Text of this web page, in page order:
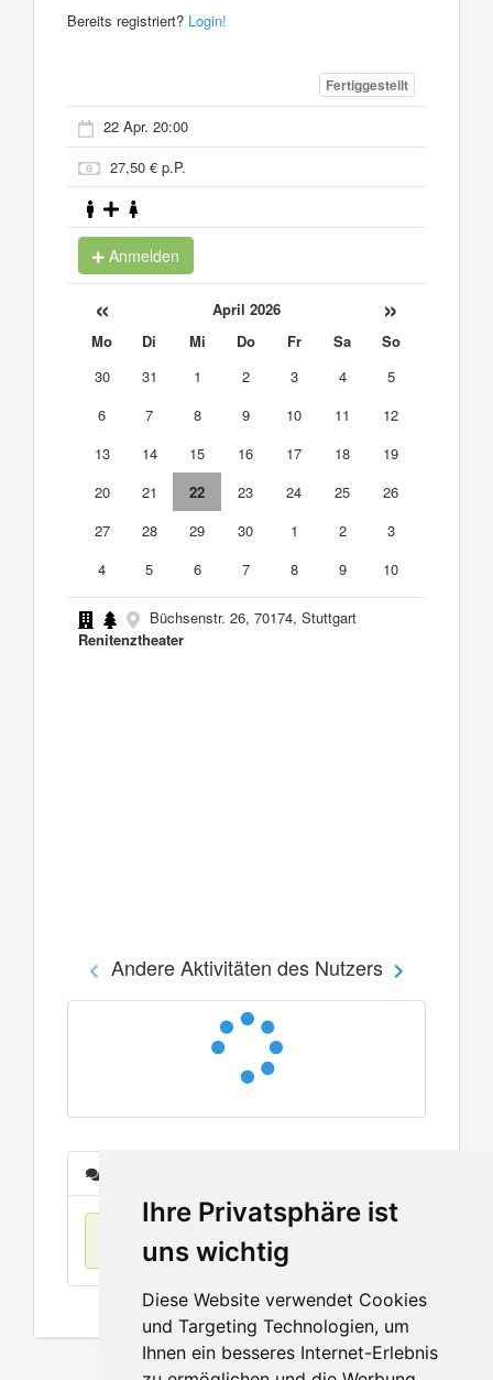
Ihre Privatsphäre ist
uns wichtig
Diese Website verwendet Cookies
und Targeting Technologien, um
Ihnen ein besseres Internet-Erlebnis
Bereits registriert? Login!
Fertiggestellt
22 Apr. 20:00
27,50 € p.P.
Anmelden
« April 2026 »
Mo Di Mi Do Fr Sa
So
30
31 1 2 3 4
5
6
7 8 9 10 11
12
13
14 15 16 17 18
19
20
21 22 23 24 25
26
27
28 29 30 1 2
3
4
5 6 7 8 9 10
Büchsenstr. 26, 70174, Stuttgart
Renitenztheater
Andere Aktivitäten des Nutzers
Keine Einträge